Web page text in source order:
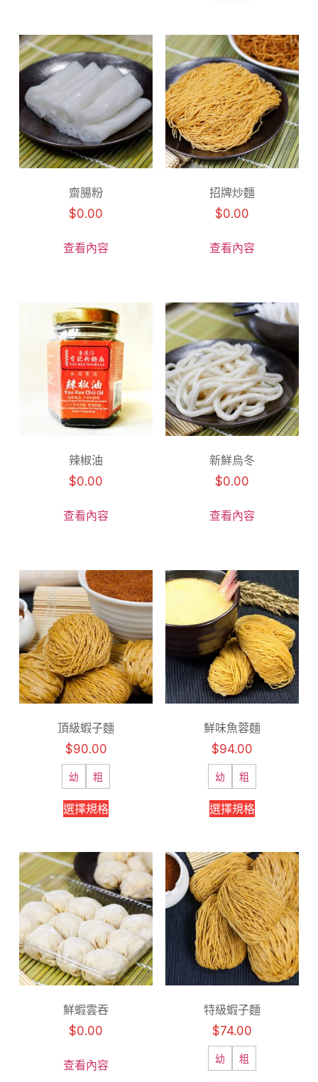
齋腸粉
$0.00
查看內容
招牌炒麵
$0.00
查看內容
辣椒油
$0.00
查看內容
新鮮烏冬
$0.00
查看內容
頂級蝦子麵
$90.00
幼 粗
選擇規格
鮮味魚蓉麵
$94.00
幼 粗
選擇規格
鮮蝦雲吞
$0.00
查看內容
特級蝦子麵
$74.00
幼 粗